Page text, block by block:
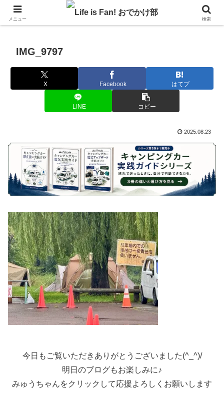
自作キャンピングカーで1年の3分の1を北海道でのんびりバンライフ♪
IMG_9797
X Facebook はてブ
LINE コピー
2025.08.23
今日もご覧いただきありがとうございました(^_^)/
明日のブログもお楽しみに♪
みゅうちゃんをクリックして応援よろしくお願いします
メニュー 検索